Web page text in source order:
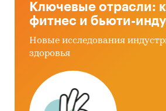
Ключевые отрасли:
фитнес и бьюти-
Новые исследования
здоровья